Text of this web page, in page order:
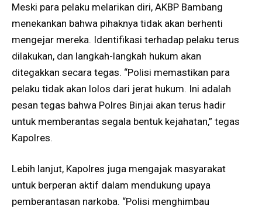
Meski para pelaku melarikan diri, AKBP Bambang
menekankan bahwa pihaknya tidak akan berhenti
mengejar mereka. Identifikasi terhadap pelaku terus
dilakukan, dan langkah-langkah hukum akan
ditegakkan secara tegas. “Polisi memastikan para
pelaku tidak akan lolos dari jerat hukum. Ini adalah
pesan tegas bahwa Polres Binjai akan terus hadir
untuk memberantas segala bentuk kejahatan,” tegas
Kapolres.
Lebih lanjut, Kapolres juga mengajak masyarakat
untuk berperan aktif dalam mendukung upaya
pemberantasan narkoba. “Polisi menghimbau